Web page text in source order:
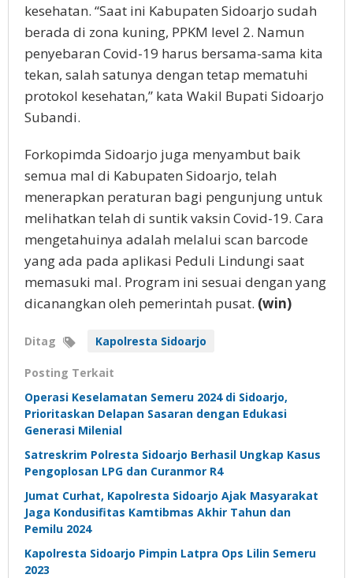
kesehatan. “Saat ini Kabupaten Sidoarjo sudah
berada di zona kuning, PPKM level 2. Namun
penyebaran Covid-19 harus bersama-sama kita
tekan, salah satunya dengan tetap mematuhi
protokol kesehatan,” kata Wakil Bupati Sidoarjo
Subandi.
Forkopimda Sidoarjo juga menyambut baik
semua mal di Kabupaten Sidoarjo, telah
menerapkan peraturan bagi pengunjung untuk
melihatkan telah di suntik vaksin Covid-19. Cara
mengetahuinya adalah melalui scan barcode
yang ada pada aplikasi Peduli Lindungi saat
memasuki mal. Program ini sesuai dengan yang
dicanangkan oleh pemerintah pusat. (win)
Ditag Kapolresta Sidoarjo
Posting Terkait
Operasi Keselamatan Semeru 2024 di Sidoarjo,
Prioritaskan Delapan Sasaran dengan Edukasi
Generasi Milenial
Satreskrim Polresta Sidoarjo Berhasil Ungkap Kasus
Pengoplosan LPG dan Curanmor R4
Jumat Curhat, Kapolresta Sidoarjo Ajak Masyarakat
Jaga Kondusifitas Kamtibmas Akhir Tahun dan
Pemilu 2024
Kapolresta Sidoarjo Pimpin Latpra Ops Lilin Semeru
2023